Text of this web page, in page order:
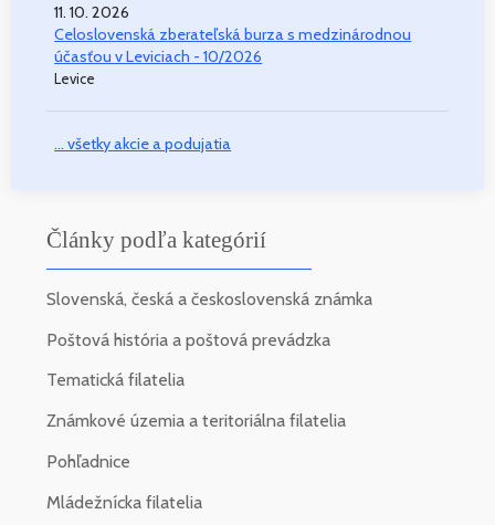
11. 10. 2026
Celoslovenská zberateľská burza s medzinárodnou
účasťou v Leviciach - 10/2026
Levice
... všetky akcie a podujatia
Články podľa kategórií
Slovenská, česká a československá známka
Poštová história a poštová prevádzka
Tematická filatelia
Známkové územia a teritoriálna filatelia
Pohľadnice
Mládežnícka filatelia